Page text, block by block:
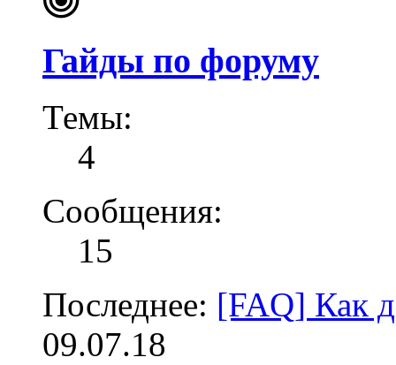
Гайды по форуму
Темы:
4
Сообщения:
15
Последнее: [FAQ] Как
09.07.18